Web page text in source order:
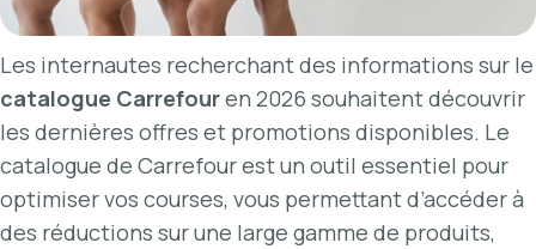
Les internautes recherchant des informations sur le
catalogue Carrefouren 2026 souhaitent découvrir
les dernières offres et promotions disponibles. Le
catalogue de Carrefour est un outil essentiel pour
optimiser vos courses, vous permettant d’accéder à
des réductions sur une large gamme de produits,